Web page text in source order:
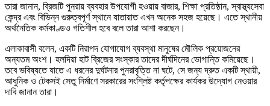
তারা জানান, ব্রিজটি পুনরায় ব্যবহার উপযোগী হওয়ায় বাজার, শিক্ষা প্রতিষ্ঠান, স্বাস্থ্যসেবা
কেন্দ্র এবং বিভিন্ন গুরুত্বপূর্ণ স্থানে যাতায়াত এখন অনেক সহজ হয়েছে। এতে স্থানীয়
অর্থনৈতিক কর্মকাণ্ডও গতিশীল হবে বলে তারা আশা করছেন।
এলাকাবাসী বলেন, একটি নিরাপদ যোগাযোগ ব্যবস্থা মানুষের মৌলিক প্রয়োজনের
অন্যতম অংশ। হলদিয়া হাট ব্রিজের সংস্কার তাদের দীর্ঘদিনের ভোগান্তি কমিয়েছে।
তবে ভবিষ্যতে যাতে এ ধরনের দুর্ঘটনার পুনরাবৃত্তি না ঘটে, সে জন্য দ্রুত একটি স্থায়ী,
আধুনিক ও টেকসই সেতু নির্মাণে সরকারের সংশ্লিষ্ট কর্তৃপক্ষের কার্যকর উদ্যোগ নেওয়ার
দাবি জানান তারা।